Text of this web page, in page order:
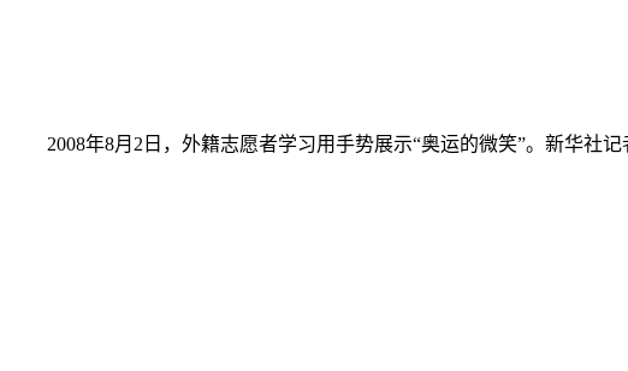
2008年8月2日，外籍志愿者学习用手势展示“奥运的微笑”。新华社记